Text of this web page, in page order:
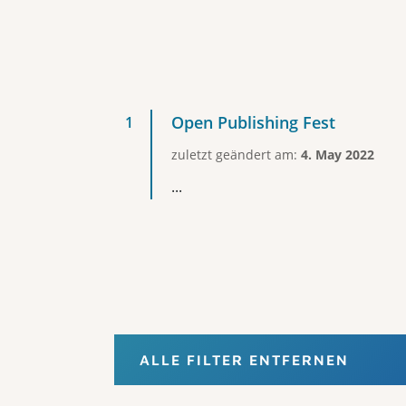
Open Publishing Fest
zuletzt geändert am: 4. May 2022
...
ALLE FILTER ENTFERNEN